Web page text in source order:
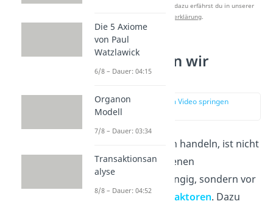
Studyflix zu verbessern. Mehr dazu erfährst du in unserer
Datenschutzerklärung.
Wann handeln wir
altruistisch?
zur Stelle im Video springen
Wann wir altruistisch handeln, ist nicht
nur von unserer eigenen
Persönlichkeit
abhängig, sondern vor
allem vonäußeren Faktoren. Dazu
Die 5 Axiome
von Paul
Watzlawick
6/8 – Dauer: 04:15
Organon
Modell
7/8 – Dauer: 03:34
Transaktionsan
alyse
8/8 – Dauer: 04:52